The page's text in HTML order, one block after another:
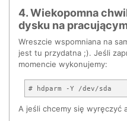
4. Wiekopomna
dysku na
Wreszcie wspomniana na
jest tu przydatna ;). Jeśli
momencie wykonujemy:
A jeśli chcemy się wyręczyć